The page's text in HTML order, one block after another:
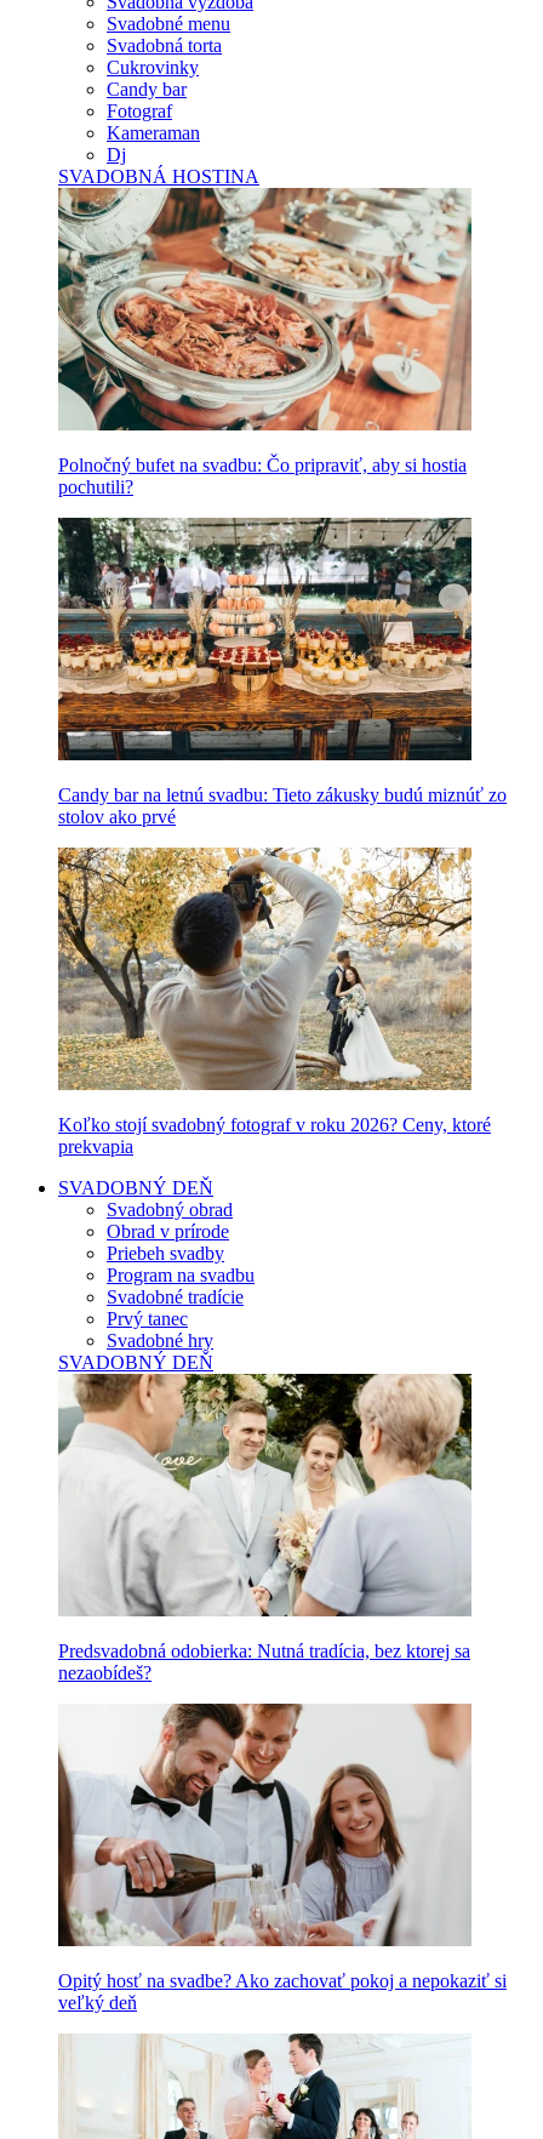
Svadobné menu
Svadobná torta
Cukrovinky
Candy bar
Fotograf
Kameraman
Dj
SVADOBNÁ HOSTINA
Polnočný bufet na svadbu: Čo pripraviť, aby si hostia
pochutili?
Candy bar na letnú svadbu: Tieto zákusky budú miznúť zo
stolov ako prvé
Koľko stojí svadobný fotograf v roku 2026? Ceny, ktoré
prekvapia
SVADOBNÝ DEŇ
Svadobný obrad
Obrad v prírode
Priebeh svadby
Program na svadbu
Svadobné tradície
Prvý tanec
Svadobné hry
SVADOBNÝ DEŇ
Predsvadobná odobierka: Nutná tradícia, bez ktorej sa
nezaobídeš?
Opitý hosť na svadbe? Ako zachovať pokoj a nepokaziť si
veľký deň